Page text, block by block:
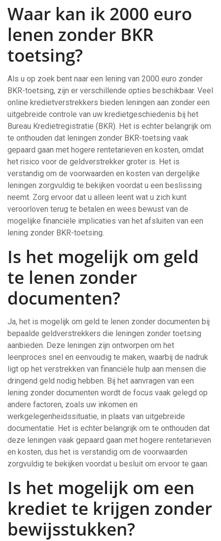
Waar kan ik 2000 euro
lenen zonder BKR
toetsing?
Als u op zoek bent naar een lening van 2000 euro zonder
BKR-toetsing, zijn er verschillende opties beschikbaar. Veel
online kredietverstrekkers bieden leningen aan zonder een
uitgebreide controle van uw kredietgeschiedenis bij het
Bureau Kredietregistratie (BKR). Het is echter belangrijk om
te onthouden dat leningen zonder BKR-toetsing vaak
gepaard gaan met hogere rentetarieven en kosten, omdat
het risico voor de geldverstrekker groter is. Het is
verstandig om de voorwaarden en kosten van dergelijke
leningen zorgvuldig te bekijken voordat u een beslissing
neemt. Zorg ervoor dat u alleen leent wat u zich kunt
veroorloven terug te betalen en wees bewust van de
mogelijke financiële implicaties van het afsluiten van een
lening zonder BKR-toetsing.
Is het mogelijk om geld
te lenen zonder
documenten?
Ja, het is mogelijk om geld te lenen zonder documenten bij
bepaalde geldverstrekkers die leningen zonder toetsing
aanbieden. Deze leningen zijn ontworpen om het
leenproces snel en eenvoudig te maken, waarbij de nadruk
ligt op het verstrekken van financiële hulp aan mensen die
dringend geld nodig hebben. Bij het aanvragen van een
lening zonder documenten wordt de focus vaak gelegd op
andere factoren, zoals uw inkomen en
werkgelegenheidssituatie, in plaats van uitgebreide
documentatie. Het is echter belangrijk om te onthouden dat
deze leningen vaak gepaard gaan met hogere rentetarieven
en kosten, dus het is verstandig om de voorwaarden
zorgvuldig te bekijken voordat u besluit om ervoor te gaan.
Is het mogelijk om een
krediet te krijgen zonder
bewijsstukken?